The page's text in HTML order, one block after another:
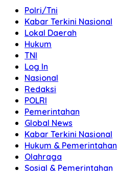
Polri/Tni
Kabar Terkini Nasional
Lokal Daerah
Hukum
TNI
Log In
Nasional
Redaksi
POLRI
Pemerintahan
Global News
Kabar Terkini Nasional
Hukum & Pemerintahan
Olahraga
Sosial & Pemerintahan